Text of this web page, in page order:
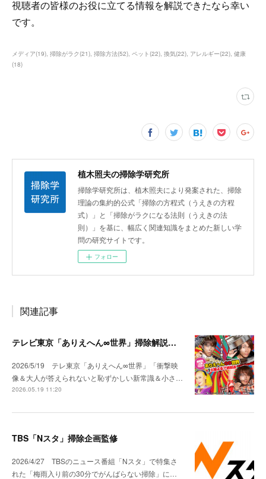
視聴者の皆様のお役に立てる情報を解説できたなら幸い
です。
メディア(19) 掃除がラク(21) 掃除方法(52) ペット(22) 換気(22) アレルギー(22) 健康
(18)
植木照夫の掃除学研究所
掃除学研究所は、植木照夫により発案された、掃除
理論の集約的公式「掃除の方程式（うえきの方程
式）」と「掃除がラクになる法則（うえきの法
則）」を基に、幅広く関連知識をまとめた新しい学
問の研究サイトです。
フォロー
関連記事
テレビ東京「ありえへん∞世界」掃除解説出演
2026/5/19 テレ東京「ありえへん∞世界」「衝撃映
像＆大人が答えられないと恥ずかしい新常識＆小さ…
2026.05.19 11:20
TBS「Nスタ」掃除企画監修
2026/4/27 TBSのニュース番組「Nスタ」で特集さ
れた「梅雨入り前の30分でがんばらない掃除」に…